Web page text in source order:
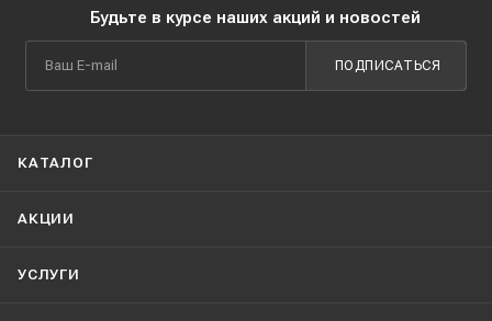
Будьте в курсе наших акций и новостей
ПОДПИСАТЬСЯ
КАТАЛОГ
АКЦИИ
УСЛУГИ